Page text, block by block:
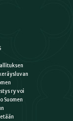
ry voi
Suomen